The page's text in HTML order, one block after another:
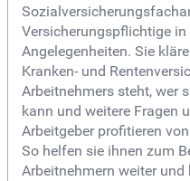
Versicherungspflichtige
Angelegenheiten. Sie
Kranken- und
Arbeitnehmers steht, wer
kann und weitere Fragen
Arbeitgeber profitieren
So helfen sie ihnen zum
Arbeitnehmern weiter